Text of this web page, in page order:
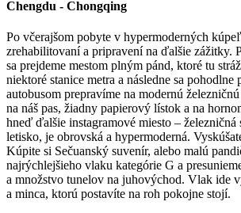
Chengdu - Chongqing
Po včerajšom pobyte v hypermoderných
zrehabilitovaní a pripravení na ďalšie zážitky.
sa prejdeme mestom plným pánd, ktoré tu
niektoré stanice metra a následne sa pohodlne
autobusom prepravíme na modernú
na náš pas, žiadny papierový lístok a na
hneď ďalšie instagramové miesto – železničná
letisko, je obrovská a hypermoderná.
Kúpite si Sečuanský suvenír, alebo malú
najrýchlejšieho vlaku kategórie G a
a množstvo tunelov na juhovýchod. Vlak ide
a minca, ktorú postavíte na roh pokojne stojí.